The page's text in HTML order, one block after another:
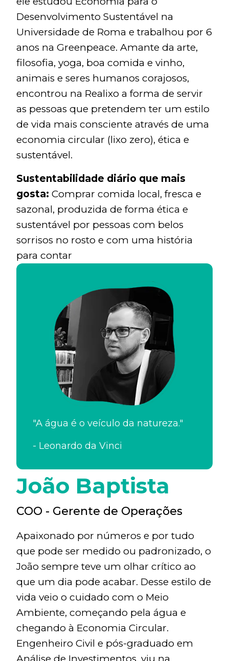
Desenvolvimento Sustentável na
Universidade de Roma e trabalhou por 6
anos na Greenpeace. Amante da arte,
filosofia, yoga, boa comida e vinho,
animais e seres humanos corajosos,
encontrou na Realixo a forma de servir
as pessoas que pretendem ter um estilo
de vida mais consciente através de uma
economia circular (lixo zero), ética e
sustentável.
Sustentabilidade diário que mais
gosta: Comprar comida local, fresca e
sazonal, produzida de forma ética e
sustentável por pessoas com belos
sorrisos no rosto e com uma história
para contar
"A água é o veículo da natureza."
- Leonardo da Vinci
João Baptista
COO - Gerente de Operações
Apaixonado por números e por tudo
que pode ser medido ou padronizado, o
João sempre teve um olhar crítico ao
que um dia pode acabar. Desse estilo de
vida veio o cuidado com o Meio
Ambiente, começando pela água e
chegando à Economia Circular.
Engenheiro Civil e pós-graduado em